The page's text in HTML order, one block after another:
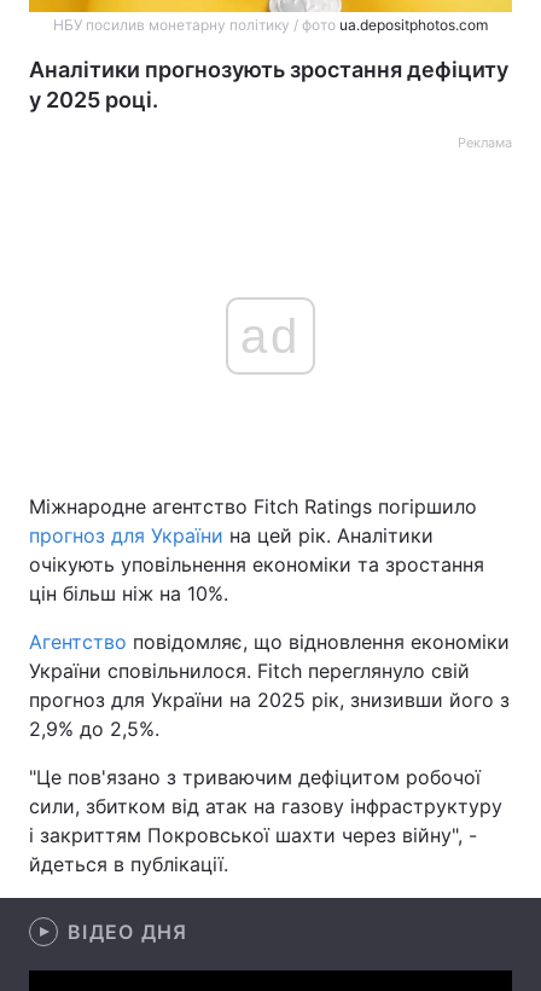
Головна Війна
Україна
Економіка Світ
Спорт Наука
Техно і зв'язок
Зброя Інциденти
Здоров'я
НБУ посилив монетарну політику / фото ua.depositphotos.com
Аналітики прогнозують зростання дефіциту
у 2025 році.
Реклама
ad
Міжнародне агентство Fitch Ratings погіршило
прогноз для України на цей рік. Аналітики
очікують уповільнення економіки та зростання
цін більш ніж на 10%.
Агентство повідомляє, що відновлення економіки
України сповільнилося. Fitch переглянуло свій
прогноз для України на 2025 рік, знизивши його з
2,9% до 2,5%.
"Це пов'язано з триваючим дефіцитом робочої
сили, збитком від атак на газову інфраструктуру
і закриттям Покровської шахти через війну", -
йдеться в публікації.
ВІДЕО ДНЯ